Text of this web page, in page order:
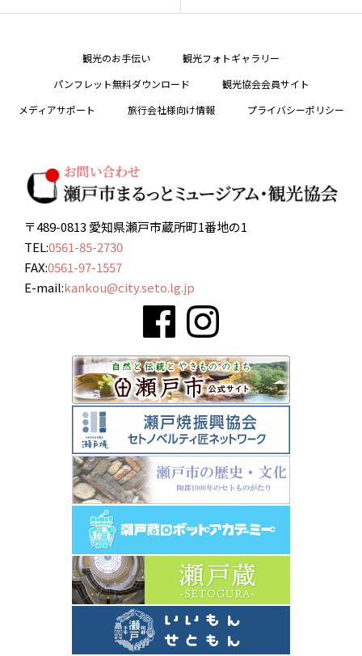
観光のお手伝い
観光フォトギャラリー
パンフレット無料ダウンロード
観光協会会員サイト
メディアサポート
旅行会社様向け情報 プライバシーポリシー
〒489-0813 愛知県瀬戸市蔵所町1番地の1
TEL:0561-85-2730
FAX:0561-97-1557
E-mail:kankou@city.seto.lg.jp